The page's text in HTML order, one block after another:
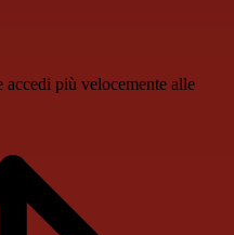
accedi più velocemente alle